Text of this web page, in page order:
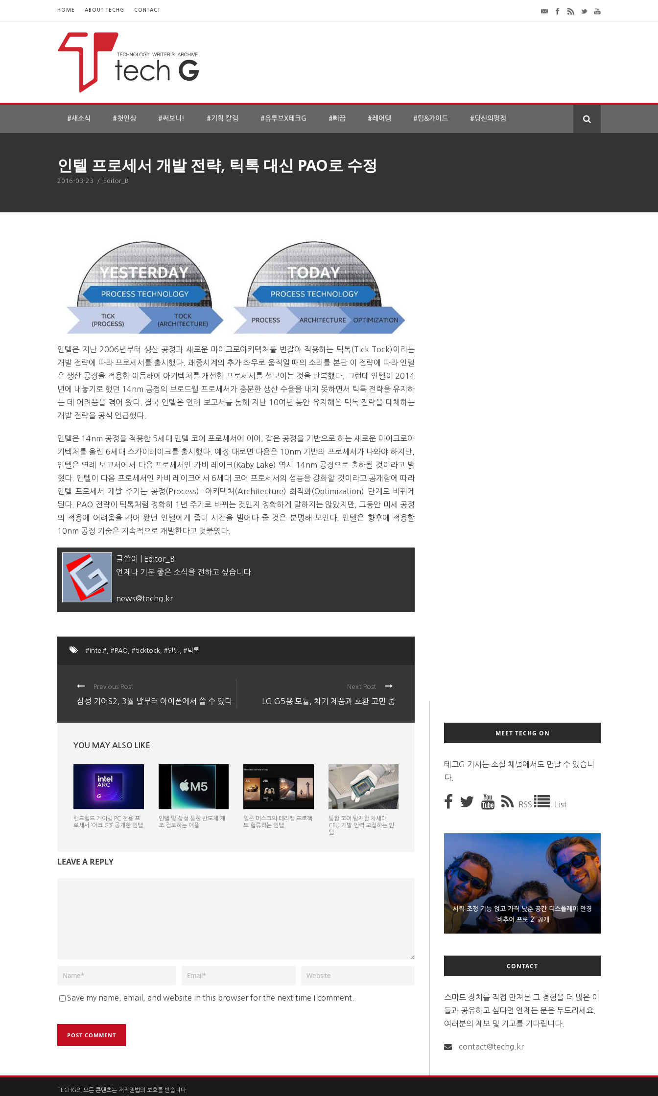
HOME ABOUT TECHG CONTACT
#새소식 #첫인상 #써보니! #기획 칼럼 #유투브X테크G #삐끕 #레어템 #팁&가이드 #당신의평점
인텔 프로세서 개발 전략, 틱톡 대신 PAO로 수정
2016-03-23 / Editor_B
인텔은 지난 2006년부터 생산 공정과 새로운 마이크로아키텍처를 번갈아 적용하는 틱톡(Tick Tock)이라는
개발 전략에 따라 프로세서를 출시했다. 괘종시계의 추가 좌우로 움직일 때의 소리를 본딴 이 전략에 따라 인텔
은 생산 공정을 적용한 이듬해에 아키텍처를 개선한 프로세서를 선보이는 것을 반복했다. 그런데 인텔이 2014
년에 내놓기로 했던 14nm 공정의 브로드웰 프로세서가 충분한 생산 수율을 내지 못하면서 틱톡 전략을 유지하
는 데 어려움을 겪어 왔다. 결국 인텔은 연례 보고서 를 통해 지난 10여년 동안 유지해온 틱톡 전략을 대체하는
개발 전략을 공식 언급했다.
인텔은 14nm 공정을 적용한 5세대 인텔 코어 프로세서에 이어, 같은 공정을 기반으로 하는 새로운 마이크로아
키텍처를 올린 6세대 스카이레이크를 출시했다. 예정 대로면 다음은 10nm 기반의 프로세서가 나와야 하지만,
인텔은 연례 보고서에서 다음 프로세서인 카비 레이크(Kaby Lake) 역시 14nm 공정으로 출하될 것이라고 밝
혔다. 인텔이 다음 프로세서인 카비 레이크에서 6세대 코어 프로세서의 성능을 강화할 것이라고 공개함에 따라
인텔 프로세서 개발 주기는 공정(Process)- 아키텍처(Architecture)-최적화(Optimization) 단계로 바뀌게
된다. PAO 전략이 틱톡처럼 정확히 1년 주기로 바뀌는 것인지 정확하게 말하지는 않았지만, 그동안 미세 공정
의 적용에 어려움을 겪어 왔던 인텔에게 좀더 시간을 벌어다 줄 것은 분명해 보인다. 인텔은 향후에 적용할
10nm 공정 기술은 지속적으로 개발한다고 덧붙였다.
글쓴이 | Editor_B
언제나 기분 좋은 소식을 전하고 싶습니다.
news@techg.kr
#intel# #PAO #ticktock #인텔 #틱톡
Previous Post
삼성 기어S2, 3월 말부터 아이폰에서 쓸 수 있다
Next Post
LG G5용 모듈, 차기 제품과 호환 고민 중
YOU MAY ALSO LIKE
핸드헬드 게이밍 PC 전용 프
로세서 ‘아크 G3’ 공개한 인텔
인텔 및 삼성 통한 반도체 제
조 검토하는 애플
일론 머스크의 테라팹 프로젝
트 합류하는 인텔
통합 코어 탑재한 차세대
CPU 개발 인력 모집하는 인
텔
LEAVE A REPLY
Save my name, email, and website in this browser for the next time I comment.
MEET TECHG ON
테크G 기사는 소셜 채널에서도 만날 수 있습니
다.
RSS List
시력 조정 기능 얹고 가격 낮춘 공간 디스플레이 안경
‘비추어 프로 2’ 공개
D램 부족에 10억달러어치 아이폰18 프로세서 패키징
대기 중
300~400달러 반지형 스피커 준비하는 오픈AI
CONTACT
스마트 장치를 직접 만져본 그 경험을 더 많은 이
들과 공유하고 싶다면 언제든 문은 두드리세요.
여러분의 제보 및 기고를 기다립니다.
contact@techg.kr
TECHG의 모든 콘텐츠는 저작권법의 보호를 받습니다.